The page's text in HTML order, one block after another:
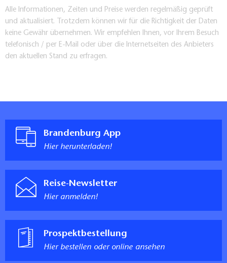
Alle Informationen, Zeiten und Preise werden regelmäßig geprüft
und aktualisiert. Trotzdem können wir für die Richtigkeit der Daten
keine Gewähr übernehmen. Wir empfehlen Ihnen, vor Ihrem Besuch
telefonisch / per E-Mail oder über die Internetseiten des Anbieters
den aktuellen Stand zu erfragen.
Brandenburg App
Hier herunterladen!
Reise-Newsletter
Hier anmelden!
Prospektbestellung
Hier bestellen oder online ansehen